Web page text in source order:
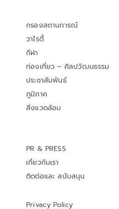
กรองสถานการณ์
วาไรตี้
กีฬา
ท่องเที่ยว – ศิลปวัฒนธรรม
ประชาสัมพันธ์
ภูมิภาค
สิ่งแวดล้อม
PR & PRESS
เกี่ยวกับเรา
ติดต่อและ สนับสนุน
Privacy Policy